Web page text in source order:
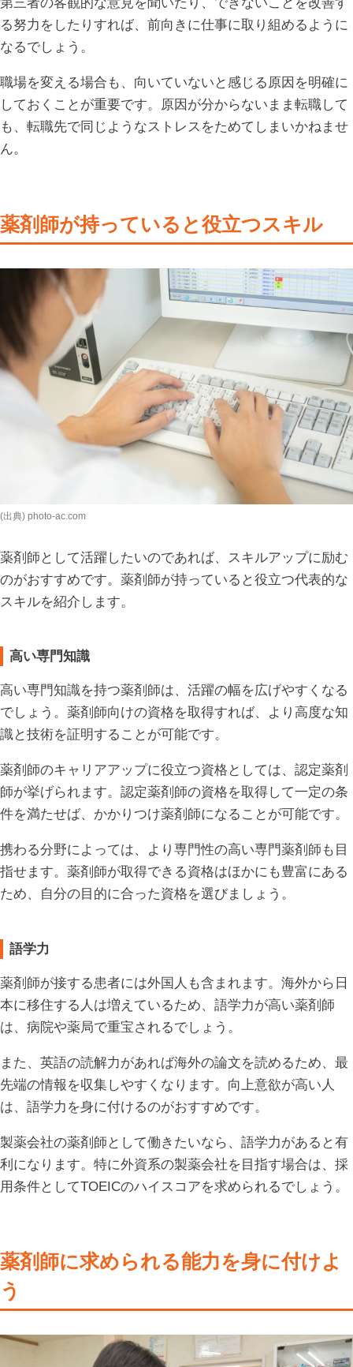
第三者の客観的な意見を聞いたり、できないことを改善す
る努力をしたりすれば、前向きに仕事に取り組めるように
なるでしょう。
職場を変える場合も、向いていないと感じる原因を明確に
しておくことが重要です。原因が分からないまま転職して
も、転職先で同じようなストレスをためてしまいかねませ
ん。
薬剤師が持っていると役立つスキル
(出典) photo-ac.com
薬剤師として活躍したいのであれば、スキルアップに励む
のがおすすめです。薬剤師が持っていると役立つ代表的な
スキルを紹介します。
高い専門知識
高い専門知識を持つ薬剤師は、活躍の幅を広げやすくなる
でしょう。薬剤師向けの資格を取得すれば、より高度な知
識と技術を証明することが可能です。
薬剤師のキャリアアップに役立つ資格としては、認定薬剤
師が挙げられます。認定薬剤師の資格を取得して一定の条
件を満たせば、かかりつけ薬剤師になることが可能です。
携わる分野によっては、より専門性の高い専門薬剤師も目
指せます。薬剤師が取得できる資格はほかにも豊富にある
ため、自分の目的に合った資格を選びましょう。
語学力
薬剤師が接する患者には外国人も含まれます。海外から日
本に移住する人は増えているため、語学力が高い薬剤師
は、病院や薬局で重宝されるでしょう。
また、英語の読解力があれば海外の論文を読めるため、最
先端の情報を収集しやすくなります。向上意欲が高い人
は、語学力を身に付けるのがおすすめです。
製薬会社の薬剤師として働きたいなら、語学力があると有
利になります。特に外資系の製薬会社を目指す場合は、採
用条件としてTOEICのハイスコアを求められるでしょう。
薬剤師に求められる能力を身に付けよ
う